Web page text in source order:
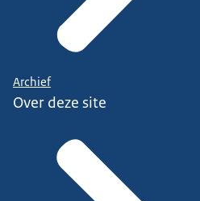
Archief
Over deze site